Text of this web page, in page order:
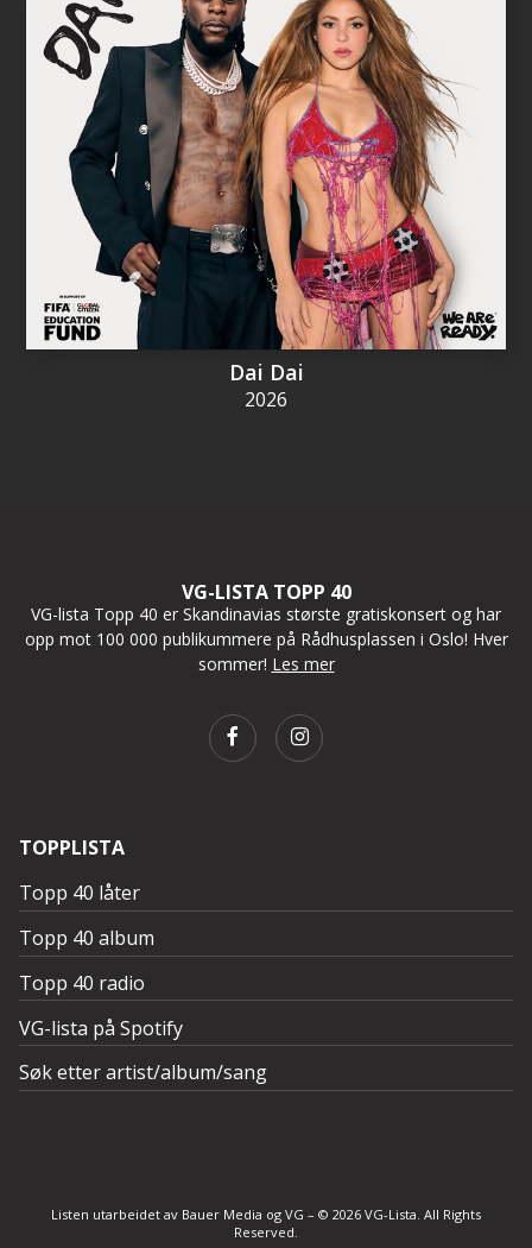
Dai Dai
2026
VG-LISTA TOPP 40
VG-lista Topp 40 er Skandinavias største gratiskonsert og har
opp mot 100 000 publikummere på Rådhusplassen i Oslo! Hver
sommer! Les mer
TOPPLISTA
Topp 40 låter
Topp 40 album
Topp 40 radio
VG-lista på Spotify
Søk etter artist/album/sang
Listen utarbeidet av Bauer Media og VG – © 2026 VG-Lista. All Rights
Reserved.